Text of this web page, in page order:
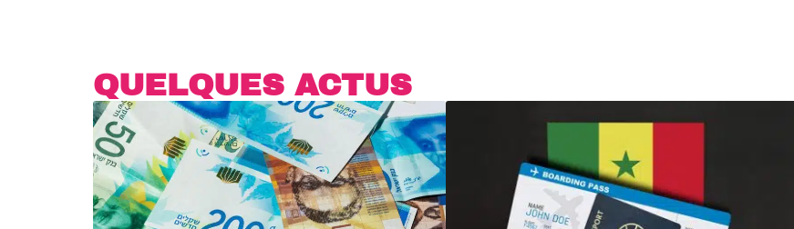
QUELQUES ACTUS